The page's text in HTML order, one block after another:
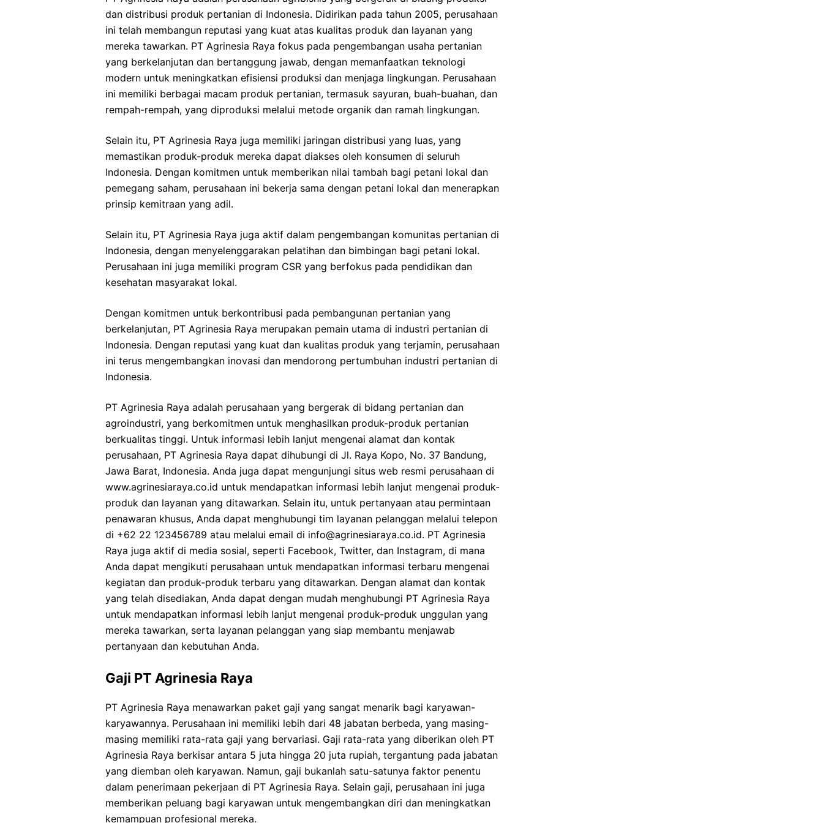
dan distribusi produk pertanian di Indonesia. Didirikan pada tahun 2005, perusahaan
ini telah membangun reputasi yang kuat atas kualitas produk dan layanan yang
mereka tawarkan. PT Agrinesia Raya fokus pada pengembangan usaha pertanian
yang berkelanjutan dan bertanggung jawab, dengan memanfaatkan teknologi
modern untuk meningkatkan efisiensi produksi dan menjaga lingkungan. Perusahaan
ini memiliki berbagai macam produk pertanian, termasuk sayuran, buah-buahan, dan
rempah-rempah, yang diproduksi melalui metode organik dan ramah lingkungan.
Selain itu, PT Agrinesia Raya juga memiliki jaringan distribusi yang luas, yang
memastikan produk-produk mereka dapat diakses oleh konsumen di seluruh
Indonesia. Dengan komitmen untuk memberikan nilai tambah bagi petani lokal dan
pemegang saham, perusahaan ini bekerja sama dengan petani lokal dan menerapkan
prinsip kemitraan yang adil.
Selain itu, PT Agrinesia Raya juga aktif dalam pengembangan komunitas pertanian di
Indonesia, dengan menyelenggarakan pelatihan dan bimbingan bagi petani lokal.
Perusahaan ini juga memiliki program CSR yang berfokus pada pendidikan dan
kesehatan masyarakat lokal.
Dengan komitmen untuk berkontribusi pada pembangunan pertanian yang
berkelanjutan, PT Agrinesia Raya merupakan pemain utama di industri pertanian di
Indonesia. Dengan reputasi yang kuat dan kualitas produk yang terjamin, perusahaan
ini terus mengembangkan inovasi dan mendorong pertumbuhan industri pertanian di
Indonesia.
PT Agrinesia Raya adalah perusahaan yang bergerak di bidang pertanian dan
agroindustri, yang berkomitmen untuk menghasilkan produk-produk pertanian
berkualitas tinggi. Untuk informasi lebih lanjut mengenai alamat dan kontak
perusahaan, PT Agrinesia Raya dapat dihubungi di Jl. Raya Kopo, No. 37 Bandung,
Jawa Barat, Indonesia. Anda juga dapat mengunjungi situs web resmi perusahaan di
www.agrinesiaraya.co.id untuk mendapatkan informasi lebih lanjut mengenai produk-
produk dan layanan yang ditawarkan. Selain itu, untuk pertanyaan atau permintaan
penawaran khusus, Anda dapat menghubungi tim layanan pelanggan melalui telepon
di +62 22 123456789 atau melalui email di info@agrinesiaraya.co.id. PT Agrinesia
Raya juga aktif di media sosial, seperti Facebook, Twitter, dan Instagram, di mana
Anda dapat mengikuti perusahaan untuk mendapatkan informasi terbaru mengenai
kegiatan dan produk-produk terbaru yang ditawarkan. Dengan alamat dan kontak
yang telah disediakan, Anda dapat dengan mudah menghubungi PT Agrinesia Raya
untuk mendapatkan informasi lebih lanjut mengenai produk-produk unggulan yang
mereka tawarkan, serta layanan pelanggan yang siap membantu menjawab
pertanyaan dan kebutuhan Anda.
Gaji PT Agrinesia Raya
PT Agrinesia Raya menawarkan paket gaji yang sangat menarik bagi karyawan-
karyawannya. Perusahaan ini memiliki lebih dari 48 jabatan berbeda, yang masing-
masing memiliki rata-rata gaji yang bervariasi. Gaji rata-rata yang diberikan oleh PT
Agrinesia Raya berkisar antara 5 juta hingga 20 juta rupiah, tergantung pada jabatan
yang diemban oleh karyawan. Namun, gaji bukanlah satu-satunya faktor penentu
dalam penerimaan pekerjaan di PT Agrinesia Raya. Selain gaji, perusahaan ini juga
memberikan peluang bagi karyawan untuk mengembangkan diri dan meningkatkan
kemampuan profesional mereka.